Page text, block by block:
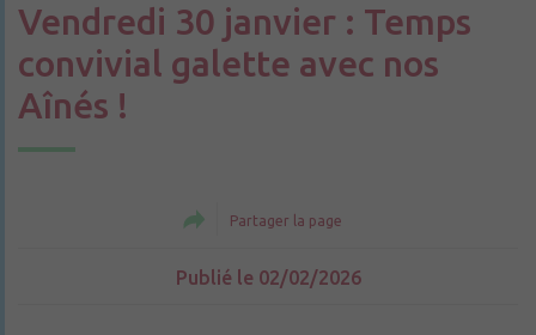
Vendredi 30 janvier : Temps
convivial galette avec nos
Aînés !
Partager la page
Publié le 02/02/2026